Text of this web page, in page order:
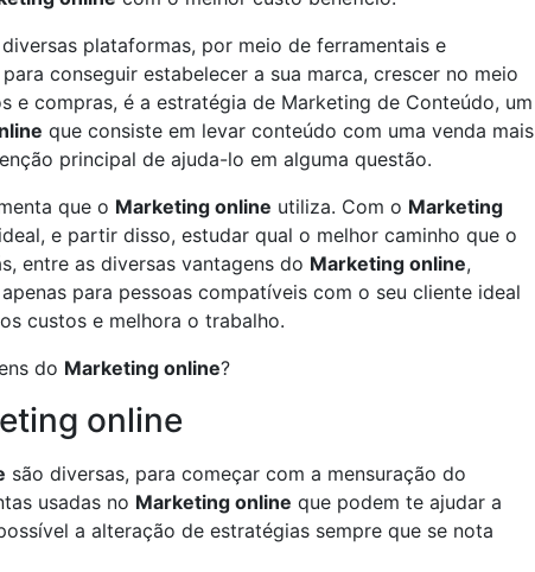
plataformas, por meio de ferramentais e
conseguir estabelecer a sua marca, crescer no meio
e compras, é a estratégia de Marketing de Conteúdo, um
que consiste em levar conteúdo com uma venda mais
principal de ajuda-lo em alguma questão.
que o Marketing online utiliza. Com o Marketing
e partir disso, estudar qual o melhor caminho que o
entre as diversas vantagens do Marketing online,
para pessoas compatíveis com o seu cliente ideal
custos e melhora o trabalho.
do Marketing online?
online
são diversas, para começar com a mensuração do
usadas no Marketing online que podem te ajudar a
a alteração de estratégias sempre que se nota